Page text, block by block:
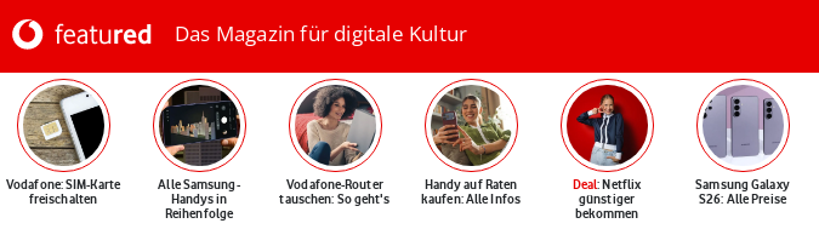
Das Magazin für digitale Kultur
Vodafone: SIM-Karte
freischalten
Alle Samsung-
Handys in
Reihenfolge
Vodafone-Router
tauschen: So geht's
Handy auf Raten
kaufen: Alle Infos
Deal: Netflix
günstiger
bekommen
Samsung Galaxy
S26: Alle Preise